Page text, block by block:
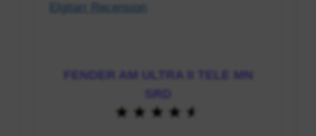
FENDER AM ULTRA II TELE MN